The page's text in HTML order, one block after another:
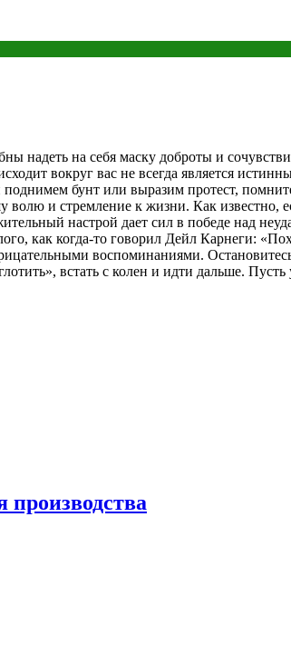
надеть на себя маску доброты и
вокруг вас не всегда является
бунт или выразим протест,
и стремление к жизни. Как известно,
настрой дает сил в победе над
как когда-то говорил Дейл Карнеги:
воспоминаниями.
встать с колен и идти дальше.